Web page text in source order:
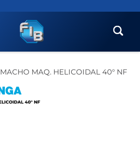
MACHO MAQ. HELICOIDAL 40° NF